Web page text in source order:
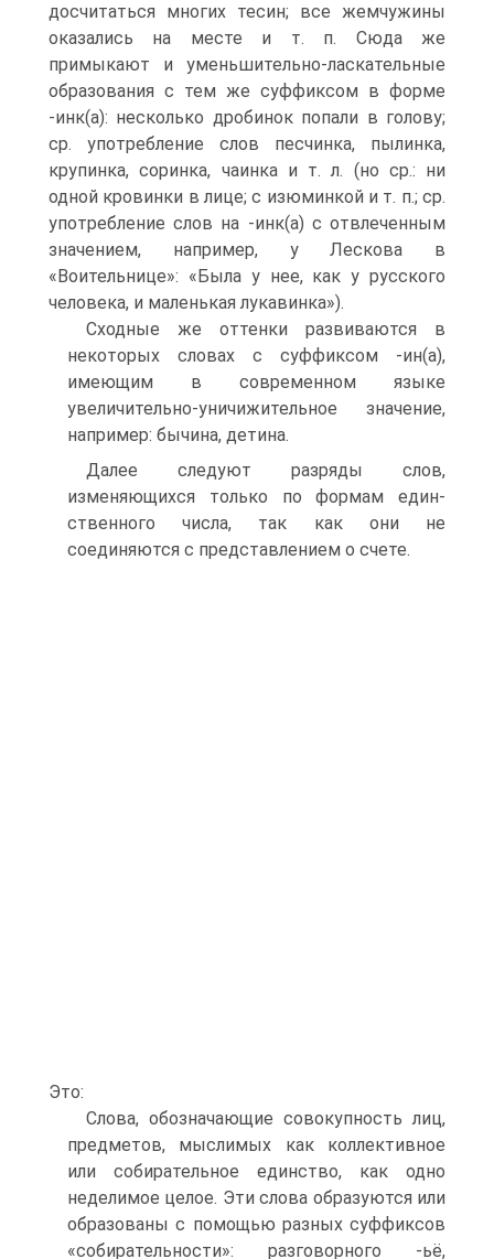
досчитаться многих тесин; все жемчужины
оказались на месте и т. п. Сюда же
примыкают и уменьшительно-ласкательные
образования с тем же суффиксом в форме
-инк(а): несколько дробинок попали в голову;
ср. употребление слов песчинка, пылинка,
крупинка, соринка, чаинка и т. л. (но ср.: ни
одной кровинки в лице; с изюминкой и т. п.; ср.
употребление слов на -инк(а) с отвлеченным
значением, например, у Лескова в
«Воительнице»: «Была у нее, как у русского
человека, и маленькая лукавинка»).
Сходные же оттенки развиваются в
некоторых словах с суффиксом -ин(а),
имеющим в современном языке
увеличительно-уничижительное значение,
например: бычина, детина.
Далее следуют разряды слов,
изменяющихся только по формам един-
ственного числа, так как они не
соединяются с представлением о счете.
Это:
Слова, обозначающие совокупность лиц,
предметов, мыслимых как коллективное
или собирательное единство, как одно
неделимое целое. Эти слова образуются или
образованы с помощью разных суффиксов
«собирательности»: разговорного -ьё,